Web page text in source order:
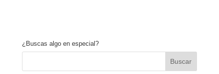
¿Buscas algo en especial?